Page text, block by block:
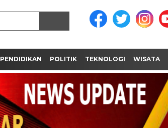
PENDIDIKAN POLITIK TEKNOLOGI WISATA